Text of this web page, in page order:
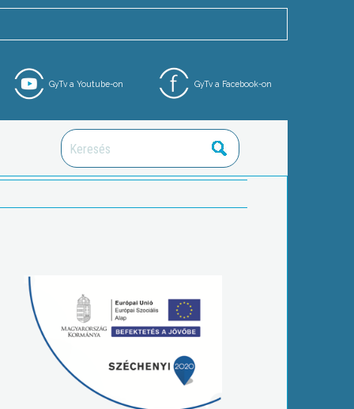
GyTv a Facebook-on
GyTv a Youtube-on